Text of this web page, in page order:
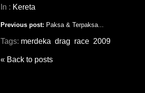
In : Kereta
Previous post: Paksa & Terpaksa...
Tags: merdeka drag race 2009
« Back to posts